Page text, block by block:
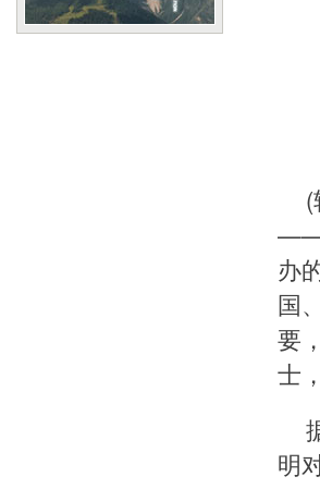
——
办
国
要
士
明